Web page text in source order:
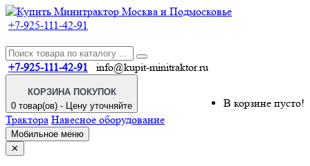
+7-925-111-42-91
+7-925-111-42-91 info@kupit-minitraktor.ru
КОРЗИНА ПОКУПОК
0 товар(ов) - Цену уточняйте
В корзине пусто!
Трактора Навесное оборудование
Мобильное меню
✕